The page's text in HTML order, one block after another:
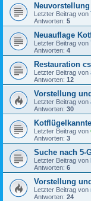
Neuvorstellung
Letzter Beitrag von
Antworten: 5
Neuauflage
Letzter Beitrag von
Antworten: 4
Restauration
Letzter Beitrag von
Antworten: 12
Vorstellung
Letzter Beitrag von
Antworten: 30
Letzter Beitrag von
Antworten: 3
Suche nach 5-
Letzter Beitrag von
Antworten: 6
Vorstellung
Letzter Beitrag von
Antworten: 24